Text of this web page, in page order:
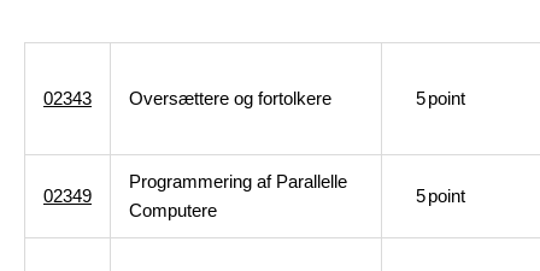
02343 Oversættere og fortolkere 5point
02349
Programmering af Parallelle
Computere
5point